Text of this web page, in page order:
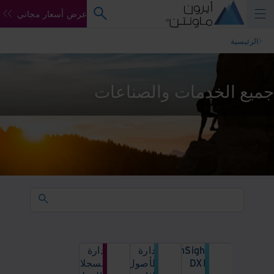
عرض أسعار مجاني
الرئيسية
جميع الخدمات والصناعات
InSight
DXP
إدارة
الأصول
إدارة
السجلات